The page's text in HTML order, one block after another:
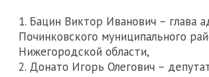
1. Бацин Виктор Иванович – глава
Починковского муниципального
Нижегородской области,
2. Донато Игорь Олегович –